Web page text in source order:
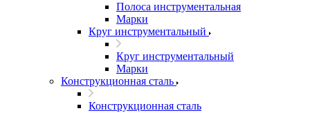
Полоса инструментальная
Марки
Круг инструментальный
Круг инструментальный
Марки
Конструкционная сталь
Конструкционная сталь